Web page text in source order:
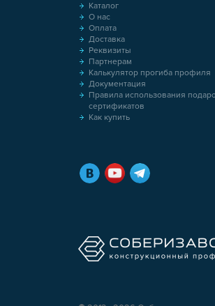
Каталог
О нас
Оплата
Доставка
Реквизиты
Партнерам
Калькулятор прогиба профиля
Документация
Правила использования
сертификатов
Как купить